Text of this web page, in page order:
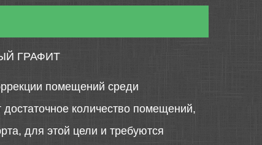
ГРАФИТ
помещений среди
количество помещений,
для этой цели и требуются